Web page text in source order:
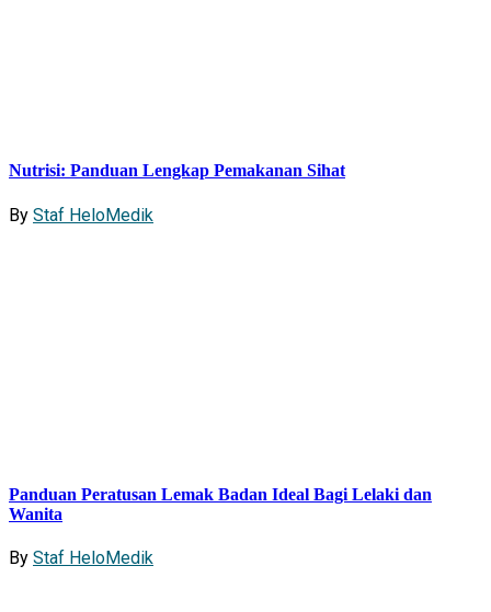
Nutrisi: Panduan Lengkap Pemakanan Sihat
By Staf HeloMedik
Panduan Peratusan Lemak Badan Ideal Bagi Lelaki dan
Wanita
By Staf HeloMedik